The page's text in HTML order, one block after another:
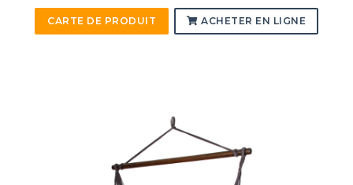
CARTE DE PRODUIT ACHETER EN LIGNE